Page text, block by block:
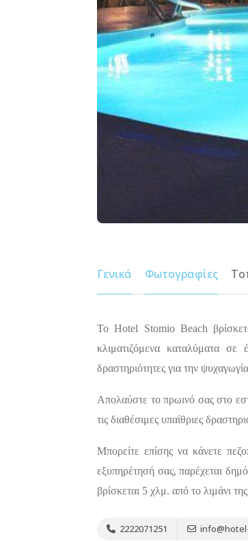
Γενικά Φωτογραφίες
Το Hotel Stomio Beach
κλιματιζόμενα καταλύματα
δραστηριότητες για την
Απολαύστε το πρωινό σας στο
τις διαθέσιμες υπαίθριες
Μπορείτε επίσης να κάνετε
εξυπηρέτησή σας, παρέχεται
βρίσκεται 5 χλμ. από το λιμάνι
2222071251